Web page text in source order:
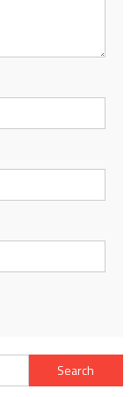
Search
for: